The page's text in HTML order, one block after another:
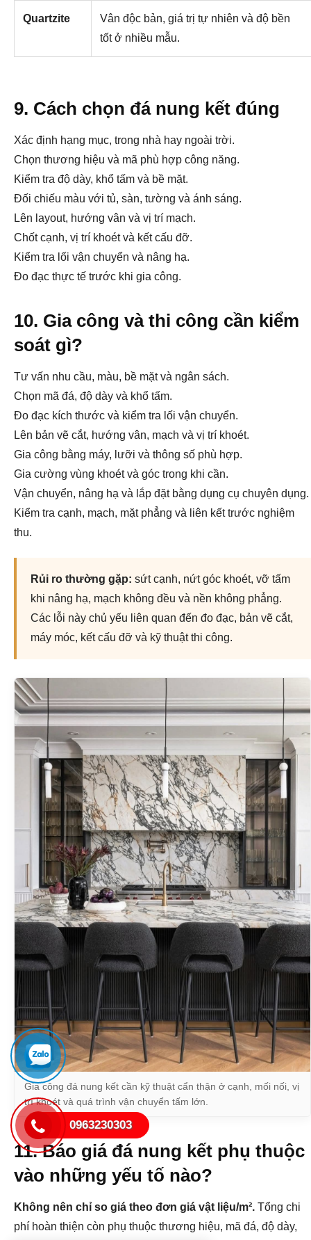
Quartzite
Vân độc bản, giá trị tự nhiên và độ bền
tốt ở nhiều mẫu.
9. Cách chọn đá nung kết đúng
Xác định hạng mục, trong nhà hay ngoài trời.
Chọn thương hiệu và mã phù hợp công năng.
Kiểm tra độ dày, khổ tấm và bề mặt.
Đối chiếu màu với tủ, sàn, tường và ánh sáng.
Lên layout, hướng vân và vị trí mạch.
Chốt cạnh, vị trí khoét và kết cấu đỡ.
Kiểm tra lối vận chuyển và nâng hạ.
Đo đạc thực tế trước khi gia công.
10. Gia công và thi công cần kiểm
soát gì?
Tư vấn nhu cầu, màu, bề mặt và ngân sách.
Chọn mã đá, độ dày và khổ tấm.
Đo đạc kích thước và kiểm tra lối vận chuyển.
Lên bản vẽ cắt, hướng vân, mạch và vị trí khoét.
Gia công bằng máy, lưỡi và thông số phù hợp.
Gia cường vùng khoét và góc trong khi cần.
Vận chuyển, nâng hạ và lắp đặt bằng dụng cụ chuyên dụng.
Kiểm tra cạnh, mạch, mặt phẳng và liên kết trước nghiệm
thu.
Rủi ro thường gặp: sứt cạnh, nứt góc khoét, vỡ tấm
khi nâng hạ, mạch không đều và nền không phẳng.
Các lỗi này chủ yếu liên quan đến đo đạc, bản vẽ cắt,
máy móc, kết cấu đỡ và kỹ thuật thi công.
Gia công đá nung kết cần kỹ thuật cẩn thận ở cạnh, mối nối, vị
trí khoét và quá trình vận chuyển tấm lớn.
11. Báo giá đá nung kết phụ thuộc
vào những yếu tố nào?
Không nên chỉ so giá theo đơn giá vật liệu/m². Tổng chi
phí hoàn thiện còn phụ thuộc thương hiệu, mã đá, độ dày,
Tư vấn đá hoa văn và
chạm khắc đá
10 phút trước trước
0963230303